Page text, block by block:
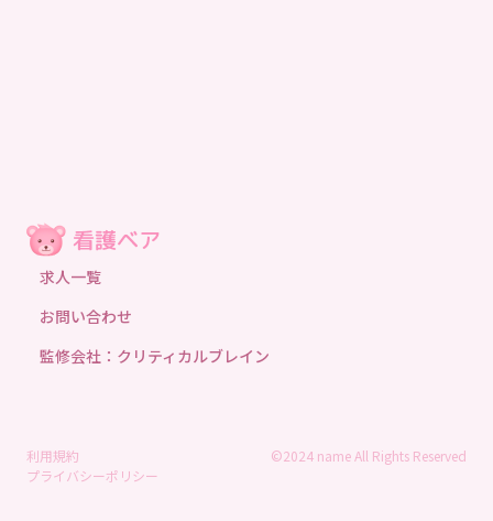
求人一覧
お問い合わせ
監修会社：クリティカルブレイン
利用規約
プライバシーポリシー
©2024 name All Rights Reserved